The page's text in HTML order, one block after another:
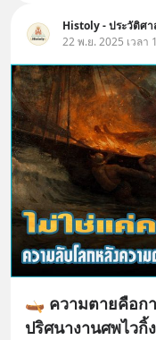
Histoly - ประวัติศา
22 พ.ย. 2025 เวลา
🛶 ความตายคือก
ปริศนางานศพไว